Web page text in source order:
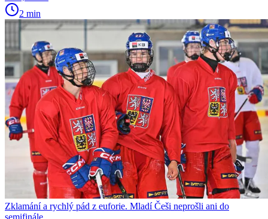
2 min
Zklamání a rychlý pád z euforie. Mladí Češi neprošli ani do
semifinále